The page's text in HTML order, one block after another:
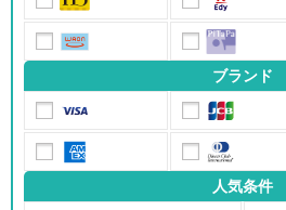
ブランド
人気条件